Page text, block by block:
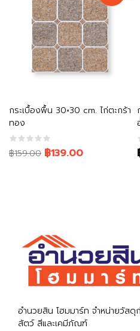
กระเบื้องพื้น 30×30 cm. ไก่ตะกร้า
ทอง
฿159.00
Original ฿139.00
Current
หยิบใส่ตะกร้า
อำนวยสิน โฮมมาร์ท จำหน่ายวัส
สัตว์ สีและเคมีภัณฑ์